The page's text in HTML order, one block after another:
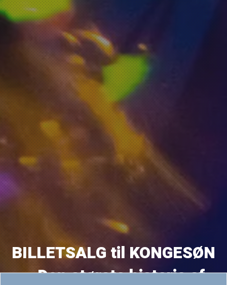
BILLETSALG til KONGESØN
– Den største historie af